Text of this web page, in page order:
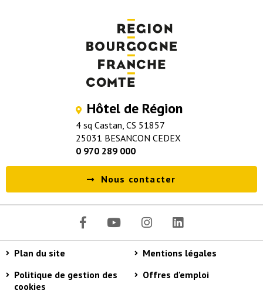
Hôtel de Région
4 sq Castan, CS 51857
25031 BESANCON CEDEX
0 970 289 000
Nous contacter
Plan du site
Mentions légales
Politique de gestion des
cookies
Offres d'emploi